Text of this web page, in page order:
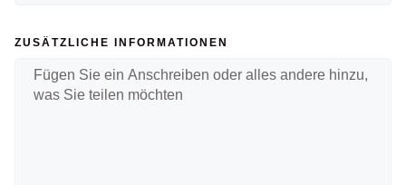
ZUSÄTZLICHE INFORMATIONEN